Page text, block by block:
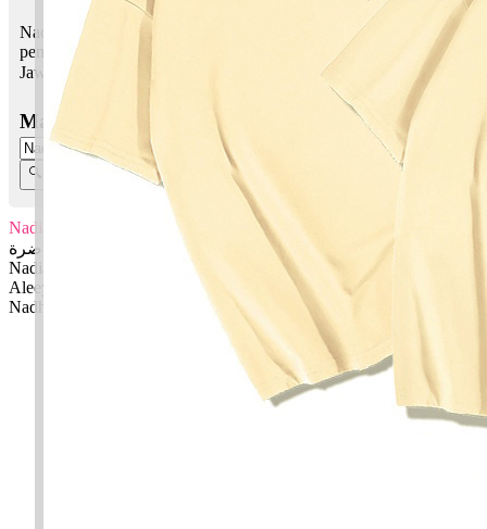
Nadia Aleeya Nadhirah bermaksud Awal mula sesuatu,
pembawa kesetiaan; Tinggi, yang paling mulia; Yang berseri-seri
Jawi:
ناديا علياء ناضرة
Masukkan Nama:
Nadia Aleeya Nadhirah
ناديا علياء ناضرة
Nadia: Awal mula sesuatu, pembawa kesetiaan
Aleeya: Tinggi, yang paling mulia
Nadhirah: Yang berseri-seri
✚ Baju Baby Custom Nama 'Nadia Aleeya